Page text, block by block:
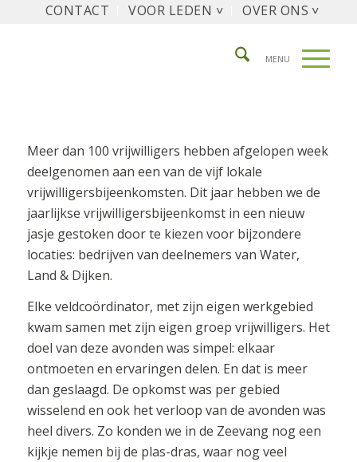
CONTACT VOOR LEDEN ˅ OVER ONS ˅
Meer dan 100 vrijwilligers hebben afgelopen week
deelgenomen aan een van de vijf lokale
vrijwilligersbijeenkomsten. Dit jaar hebben we de
jaarlijkse vrijwilligersbijeenkomst in een nieuw
jasje gestoken door te kiezen voor bijzondere
locaties: bedrijven van deelnemers van Water,
Land & Dijken.
Elke veldcoördinator, met zijn eigen werkgebied
kwam samen met zijn eigen groep vrijwilligers. Het
doel van deze avonden was simpel: elkaar
ontmoeten en ervaringen delen. En dat is meer
dan geslaagd. De opkomst was per gebied
wisselend en ook het verloop van de avonden was
heel divers. Zo konden we in de Zeevang nog een
kijkje nemen bij de plas-dras, waar nog veel